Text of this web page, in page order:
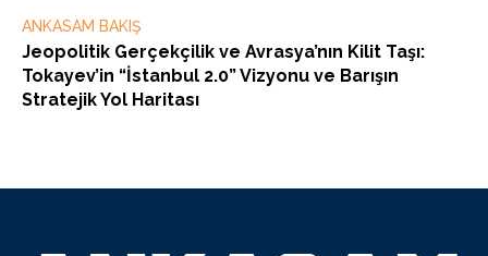
ANKASAM BAKIŞ
Jeopolitik Gerçekçilik ve Avrasya’nın Kilit Taşı:
Tokayev’in “İstanbul 2.0” Vizyonu ve Barışın
Stratejik Yol Haritası